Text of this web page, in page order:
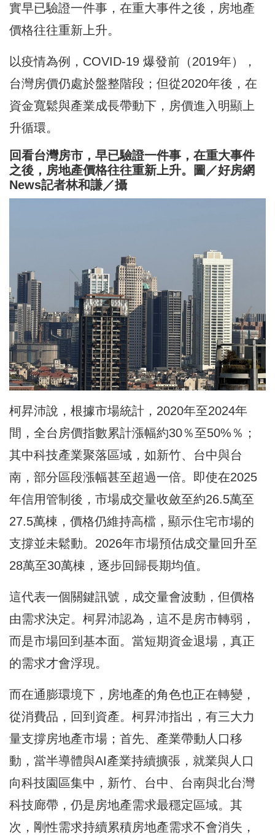
實早已驗證一件事，在重大事件之後，房地產
價格往往重新上升。
以疫情為例，COVID-19 爆發前（2019年），
台灣房價仍處於盤整階段；但從2020年後，在
資金寬鬆與產業成長帶動下，房價進入明顯上
升循環。
回看台灣房市，早已驗證一件事，在重大事件
之後，房地產價格往往重新上升。圖／好房網
News記者林和謙／攝
柯昇沛說，根據市場統計，2020年至2024年
間，全台房價指數累計漲幅約30％至50%％；
其中科技產業聚落區域，如新竹、台中與台
南，部分區段漲幅甚至超過一倍。即使在2025
年信用管制後，市場成交量收斂至約26.5萬至
27.5萬棟，價格仍維持高檔，顯示住宅市場的
支撐並未鬆動。2026年市場預估成交量回升至
28萬至30萬棟，逐步回歸長期均值。
這代表一個關鍵訊號，成交量會波動，但價格
由需求決定。柯昇沛認為，這不是房市轉弱，
而是市場回到基本面。當短期資金退場，真正
的需求才會浮現。
而在通膨環境下，房地產的角色也正在轉變，
從消費品，回到資產。柯昇沛指出，有三大力
量支撐房地產市場；首先、產業帶動人口移
動，當半導體與AI產業持續擴張，就業與人口
向科技園區集中，新竹、台中、台南與北台灣
科技廊帶，仍是房地產需求最穩定區域。其
次，剛性需求持續累積房地產需求不會消失，